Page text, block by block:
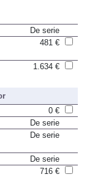
De serie
481 €
1.634 €
0 €
De serie
De serie
De serie
716 €